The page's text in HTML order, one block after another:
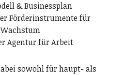
& Businessplan
Förderinstrumente für
Agentur für Arbeit
sowohl für haupt- als